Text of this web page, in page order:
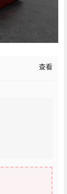
查看